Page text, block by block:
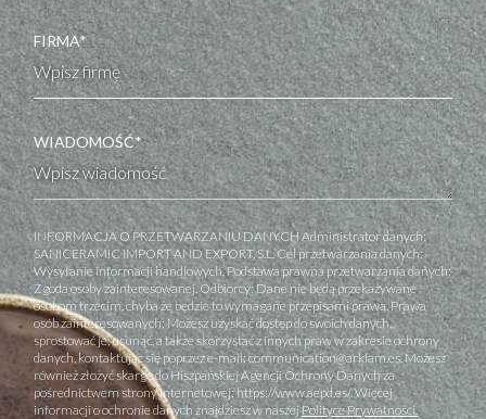
FIRMA*
WIADOMOŚĆ*
INFORMACJA O PRZETWARZANIU DANYCH Administrator danych:
SANICERAMIC IMPORT AND EXPORT, S.L. Cel przetwarzania danych:
Wysyłanie informacji handlowych. Podstawa prawna przetwarzania danych:
Zgoda osoby zainteresowanej. Odbiorcy: Dane nie będą przekazywane
osobom trzecim, chyba że będzie to wymagane przepisami prawa. Prawa
osób zainteresowanych: Możesz uzyskać dostęp do swoich danych,
sprostować je, usunąć, a także skorzystać z innych praw w zakresie ochrony
danych, kontaktując się poprzez e-mail: communication@arklam.es. Możesz
również złożyć skargę do Hiszpańskiej Agencji Ochrony Danych za
pośrednictwem strony internetowej: https://www.aepd.es/. Więcej
informacji o ochronie danych znajdziesz w naszejPolityce Prywatności.